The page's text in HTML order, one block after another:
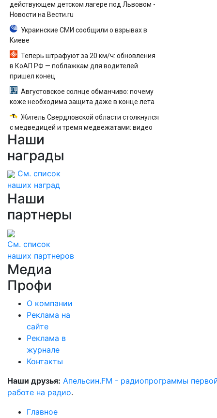
действующем детском лагере под Львовом -
Новости на Вести.ru
Украинские СМИ сообщили о взрывах в
Киеве
Теперь штрафуют за 20 км/ч: обновления
в КоАП РФ — поблажкам для водителей
пришел конец
Августовское солнце обманчиво: почему
коже необходима защита даже в конце лета
Житель Свердловской области столкнулся
с медведицей и тремя медвежатами: видео
Наши
награды
См. список
наших наград
Наши
партнеры
См. список
наших партнеров
Медиа
Профи
О компании
Реклама на
сайте
Реклама в
журнале
Контакты
Наши друзья: Апельсин.FM - радиопрограммы
работе на радио.
Главное